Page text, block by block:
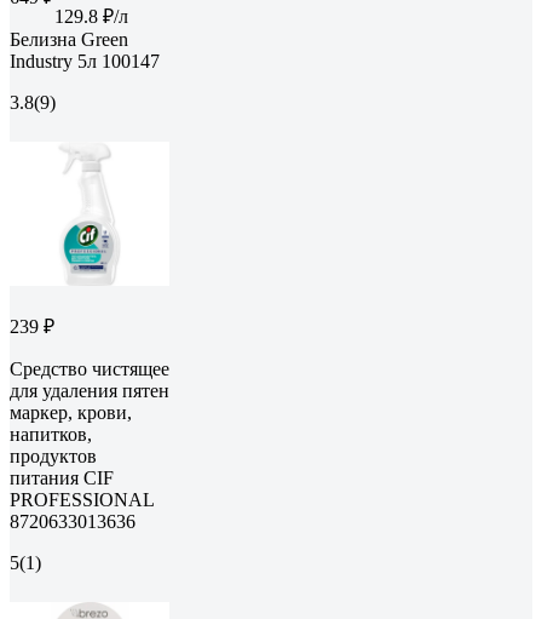
129.8 ₽/л
Белизна Green
Industry 5л 100147
3.8(9)
239 ₽
Средство чистящее
для удаления пятен
маркер, крови,
напитков,
продуктов
питания CIF
PROFESSIONAL
8720633013636
5(1)